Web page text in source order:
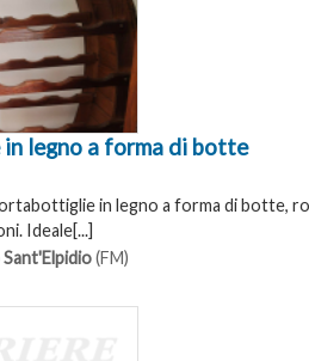
legno a forma di botte
in legno a forma di botte,
Ideale[...]
(FM)